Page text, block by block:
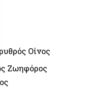
Οίνος
Ζωηφόρος